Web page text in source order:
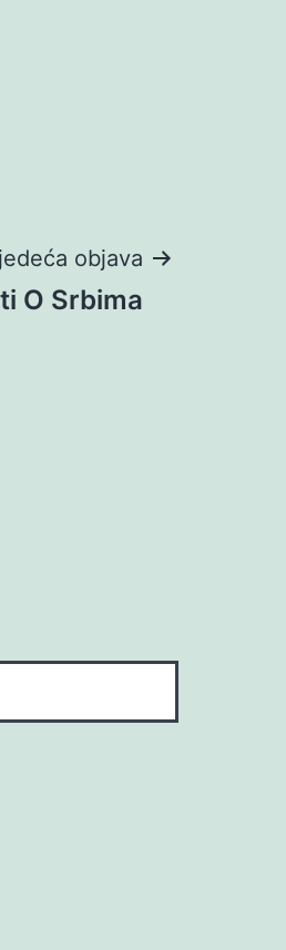
objava
O Srbima